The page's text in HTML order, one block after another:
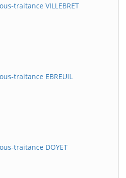
traitance VILLEBRET
traitance EBREUIL
traitance DOYET